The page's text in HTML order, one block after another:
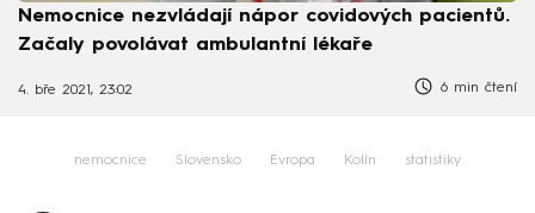
Nemocnice nezvládají nápor covidových pacientů.
Začaly povolávat ambulantní lékaře
4. bře 2021, 23:02 6 min čtení
nemocnice Slovensko Evropa Kolín statistiky